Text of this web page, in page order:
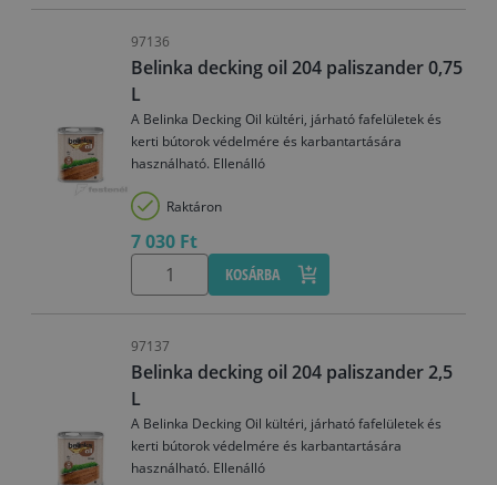
97136
Belinka decking oil 204 paliszander 0,75
L
A Belinka Decking Oil kültéri, járható fafelületek és
kerti bútorok védelmére és karbantartására
használható. Ellenálló
Raktáron
7 030 Ft
KOSÁRBA
97137
Belinka decking oil 204 paliszander 2,5
L
A Belinka Decking Oil kültéri, járható fafelületek és
kerti bútorok védelmére és karbantartására
használható. Ellenálló